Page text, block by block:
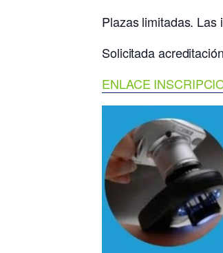
Plazas limitadas. Las
Solicitada
ENLACE